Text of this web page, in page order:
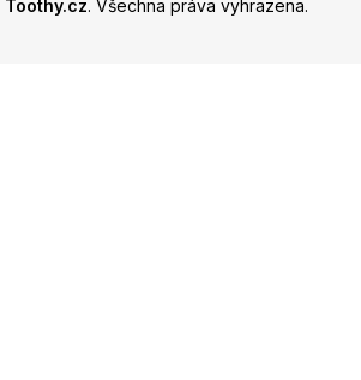
Toothy.cz. Všechna práva vyhrazena.